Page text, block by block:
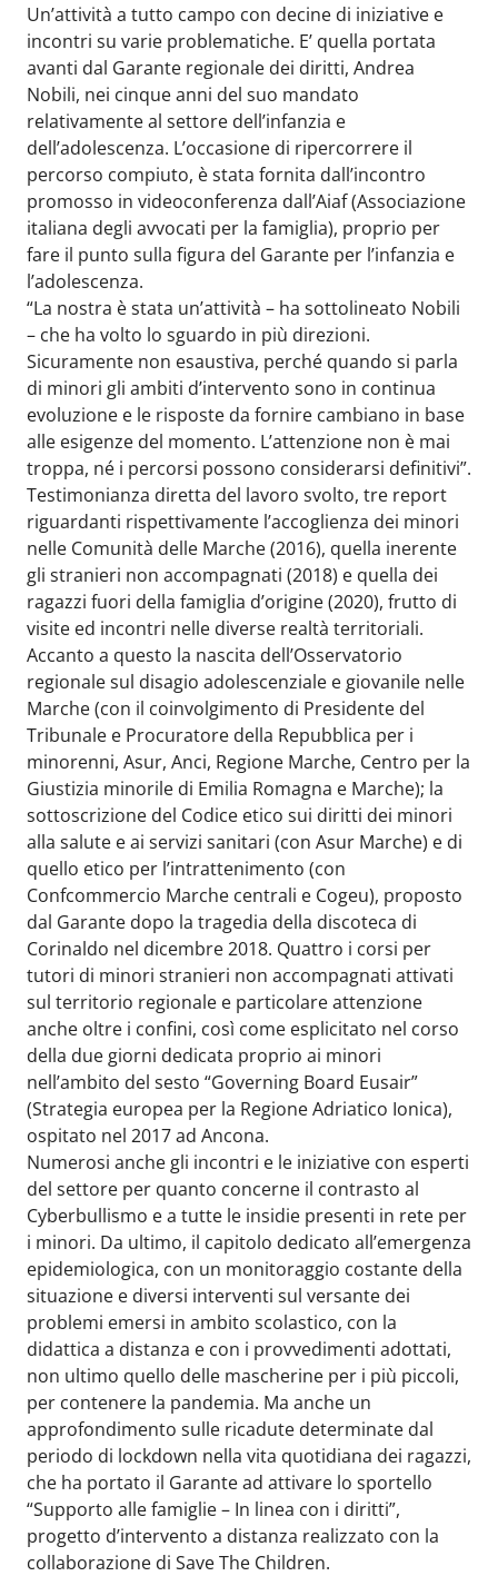
Un’attività a tutto campo con decine di iniziative e
incontri su varie problematiche. E’ quella portata
avanti dal Garante regionale dei diritti, Andrea
Nobili, nei cinque anni del suo mandato
relativamente al settore dell’infanzia e
dell’adolescenza. L’occasione di ripercorrere il
percorso compiuto, è stata fornita dall’incontro
promosso in videoconferenza dall’Aiaf (Associazione
italiana degli avvocati per la famiglia), proprio per
fare il punto sulla figura del Garante per l’infanzia e
l’adolescenza.
“La nostra è stata un’attività – ha sottolineato Nobili
– che ha volto lo sguardo in più direzioni.
Sicuramente non esaustiva, perché quando si parla
di minori gli ambiti d’intervento sono in continua
evoluzione e le risposte da fornire cambiano in base
alle esigenze del momento. L’attenzione non è mai
troppa, né i percorsi possono considerarsi definitivi”.
Testimonianza diretta del lavoro svolto, tre report
riguardanti rispettivamente l’accoglienza dei minori
nelle Comunità delle Marche (2016), quella inerente
gli stranieri non accompagnati (2018) e quella dei
ragazzi fuori della famiglia d’origine (2020), frutto di
visite ed incontri nelle diverse realtà territoriali.
Accanto a questo la nascita dell’Osservatorio
regionale sul disagio adolescenziale e giovanile nelle
Marche (con il coinvolgimento di Presidente del
Tribunale e Procuratore della Repubblica per i
minorenni, Asur, Anci, Regione Marche, Centro per la
Giustizia minorile di Emilia Romagna e Marche); la
sottoscrizione del Codice etico sui diritti dei minori
alla salute e ai servizi sanitari (con Asur Marche) e di
quello etico per l’intrattenimento (con
Confcommercio Marche centrali e Cogeu), proposto
dal Garante dopo la tragedia della discoteca di
Corinaldo nel dicembre 2018. Quattro i corsi per
tutori di minori stranieri non accompagnati attivati
sul territorio regionale e particolare attenzione
anche oltre i confini, così come esplicitato nel corso
della due giorni dedicata proprio ai minori
nell’ambito del sesto “Governing Board Eusair”
(Strategia europea per la Regione Adriatico Ionica),
ospitato nel 2017 ad Ancona.
Numerosi anche gli incontri e le iniziative con esperti
del settore per quanto concerne il contrasto al
Cyberbullismo e a tutte le insidie presenti in rete per
i minori. Da ultimo, il capitolo dedicato all’emergenza
epidemiologica, con un monitoraggio costante della
situazione e diversi interventi sul versante dei
problemi emersi in ambito scolastico, con la
didattica a distanza e con i provvedimenti adottati,
non ultimo quello delle mascherine per i più piccoli,
per contenere la pandemia. Ma anche un
approfondimento sulle ricadute determinate dal
periodo di lockdown nella vita quotidiana dei ragazzi,
che ha portato il Garante ad attivare lo sportello
“Supporto alle famiglie – In linea con i diritti”,
progetto d’intervento a distanza realizzato con la
collaborazione di Save The Children.